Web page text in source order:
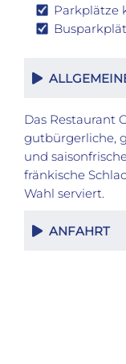
Parkplätze
Das Restaurant
gutbürgerliche,
und
fränkische
Wahl serviert.
ANFAHRT